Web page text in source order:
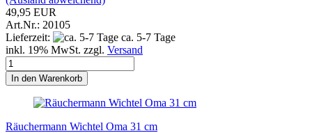
49,95 EUR
Art.Nr.: 20105
Lieferzeit:
ca. 5-7 Tage
inkl. 19% MwSt. zzgl. Versand
In den Warenkorb
Räuchermann Wichtel Oma 31 cm